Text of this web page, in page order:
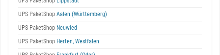
UPS PaketShop Aalen (Württemberg)
UPS PaketShop Neuwied
UPS PaketShop Herten, Westfalen